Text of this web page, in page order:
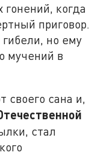
когда
приговор.
гибели, но ему
мучений в
своего сана и,
стал